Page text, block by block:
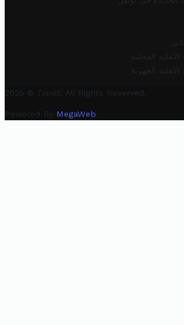
المحلية
الجهوية
2025 © Trovit. All Rights Reserved.
Powered By MegaWeb